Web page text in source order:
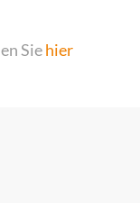
Siehier